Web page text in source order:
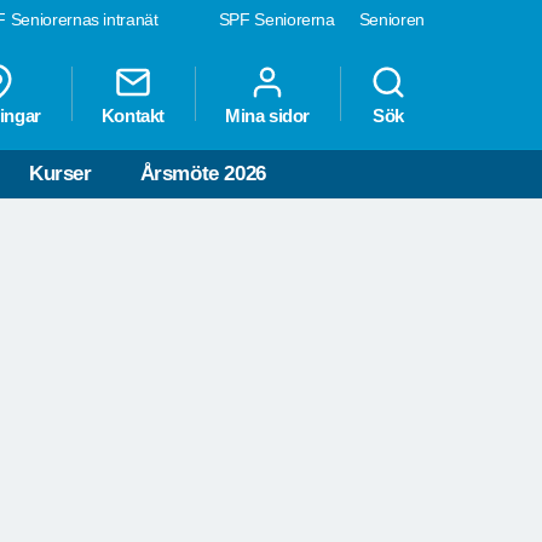
SPF Seniorerna Senioren
Seniorernas intranät
Kontakt Mina sidor Sök
Kurser Årsmöte 2026